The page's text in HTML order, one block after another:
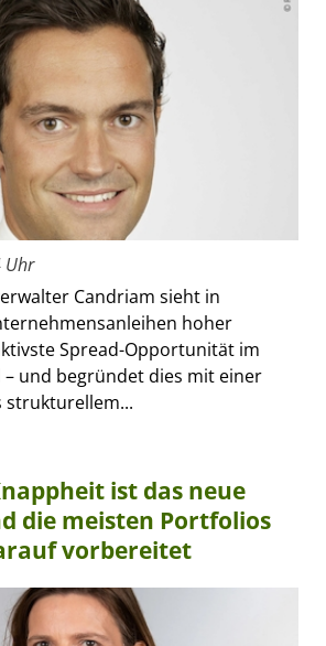
Uhr
Candriam sieht in
hoher
Spread-Opportunität im
und begründet dies mit einer
strukturellem...
ist das neue
die meisten Portfolios
vorbereitet